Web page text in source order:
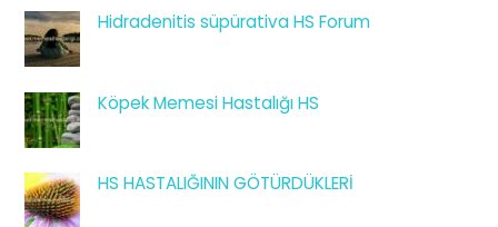
Hidradenitis süpürativa HS Forum
Köpek Memesi Hastalığı HS
HS HASTALIĞININ GÖTÜRDÜKLERİ